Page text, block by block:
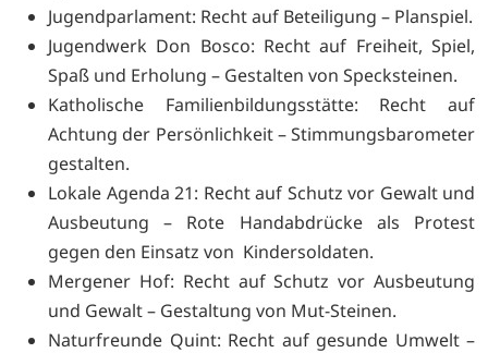
Jugendparlament: Recht auf Beteiligung – Planspiel.
Jugendwerk Don Bosco: Recht auf Freiheit, Spiel,
Spaß und Erholung – Gestalten von Specksteinen.
Katholische Familienbildungsstätte: Recht auf
Achtung der Persönlichkeit – Stimmungsbarometer
gestalten.
Lokale Agenda 21: Recht auf Schutz vor Gewalt und
Ausbeutung – Rote Handabdrücke als Protest
gegen den Einsatz von Kindersoldaten.
Mergener Hof: Recht auf Schutz vor Ausbeutung
und Gewalt – Gestaltung von Mut-Steinen.
Naturfreunde Quint: Recht auf gesunde Umwelt –